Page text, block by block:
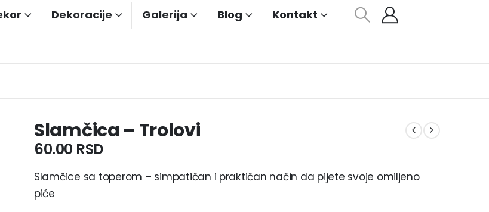
Dekoracije Galerija Blog Kontakt
Slamčica – Trolovi
60.00 RSD
Slamčice sa toperom – simpatičan i praktičan način da pijete svoje omiljeno
piće